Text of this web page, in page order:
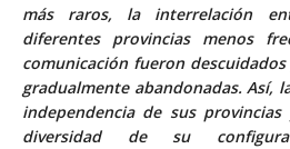
más raros, la interrelación
diferentes provincias menos
comunicación fueron
gradualmente abandonadas. Así,
independencia de sus
diversidad de su